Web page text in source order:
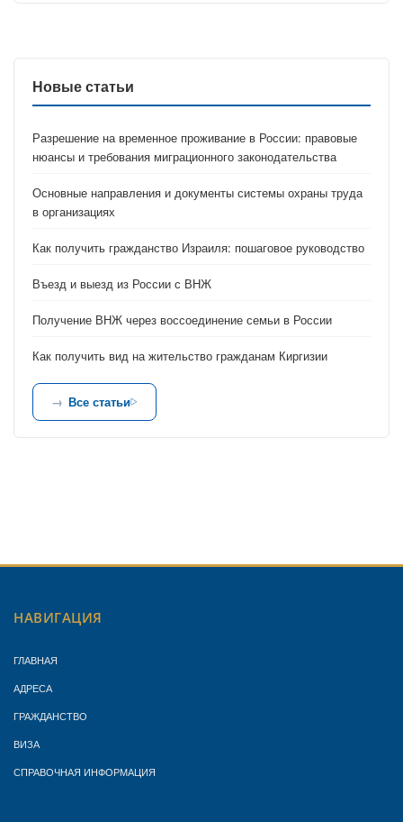
Новые статьи
Разрешение на временное проживание в России: правовые
нюансы и требования миграционного законодательства
Основные направления и документы системы охраны труда
в организациях
Как получить гражданство Израиля: пошаговое руководство
Въезд и выезд из России с ВНЖ
Получение ВНЖ через воссоединение семьи в России
Как получить вид на жительство гражданам Киргизии
Все статьи
НАВИГАЦИЯ
ГЛАВНАЯ
АДРЕСА
ГРАЖДАНСТВО
ВИЗА
СПРАВОЧНАЯ ИНФОРМАЦИЯ